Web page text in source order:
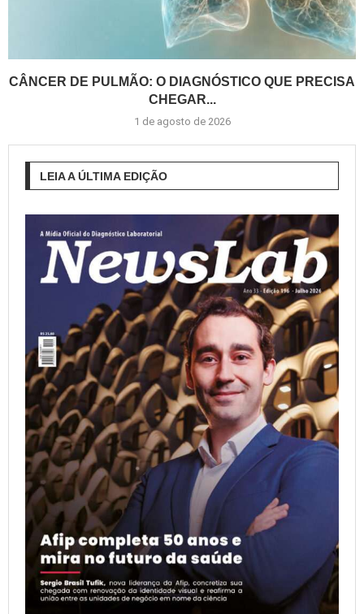
CÂNCER DE PULMÃO: O DIAGNÓSTICO QUE PRECISA
CHEGAR...
1 de agosto de 2026
LEIA A ÚLTIMA EDIÇÃO